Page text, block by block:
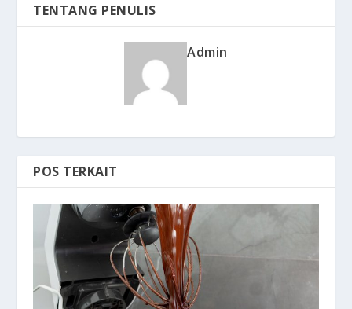
TENTANG PENULIS
Admin
POS TERKAIT